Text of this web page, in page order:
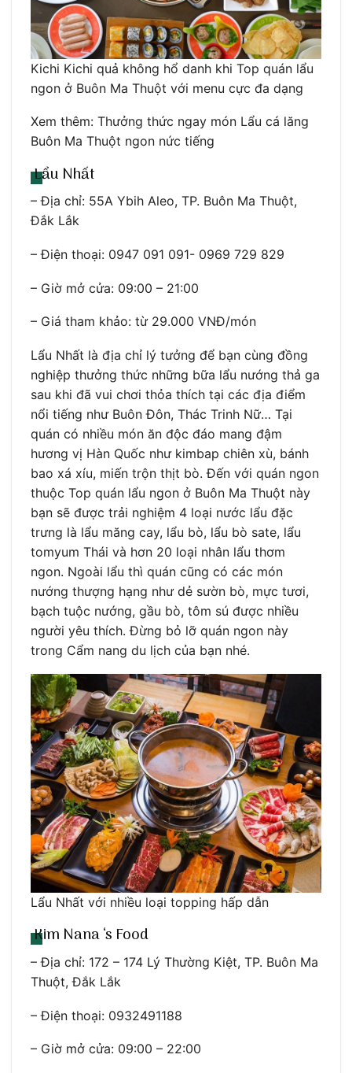
Kichi Kichi quả không hổ danh khi Top quán lẩu
ngon ở Buôn Ma Thuột với menu cực đa dạng
Xem thêm: Thưởng thức ngay món Lẩu cá lăng
Buôn Ma Thuột ngon nức tiếng
Lẩu Nhất
– Địa chỉ: 55A Ybih Aleo, TP. Buôn Ma Thuột,
Đắk Lắk
– Điện thoại: 0947 091 091- 0969 729 829
– Giờ mở cửa: 09:00 – 21:00
– Giá tham khảo: từ 29.000 VNĐ/món
Lẩu Nhất là địa chỉ lý tưởng để bạn cùng đồng
nghiệp thưởng thức những bữa lẩu nướng thả ga
sau khi đã vui chơi thỏa thích tại các địa điểm
nổi tiếng như Buôn Đôn, Thác Trinh Nữ… Tại
quán có nhiều món ăn độc đáo mang đậm
hương vị Hàn Quốc như kimbap chiên xù, bánh
bao xá xíu, miến trộn thịt bò. Đến với quán ngon
thuộc Top quán lẩu ngon ở Buôn Ma Thuột này
bạn sẽ được trải nghiệm 4 loại nước lẩu đặc
trưng là lẩu măng cay, lẩu bò, lẩu bò sate, lẩu
tomyum Thái và hơn 20 loại nhân lẩu thơm
ngon. Ngoài lẩu thì quán cũng có các món
nướng thượng hạng như dẻ sườn bò, mực tươi,
bạch tuộc nướng, gầu bò, tôm sú được nhiều
người yêu thích. Đừng bỏ lỡ quán ngon này
trong Cẩm nang du lịch của bạn nhé.
Lẩu Nhất với nhiều loại topping hấp dẫn
Kim Nana ‘s Food
– Địa chỉ: 172 – 174 Lý Thường Kiệt, TP. Buôn Ma
Thuột, Đắk Lắk
– Điện thoại: 0932491188
– Giờ mở cửa: 09:00 – 22:00